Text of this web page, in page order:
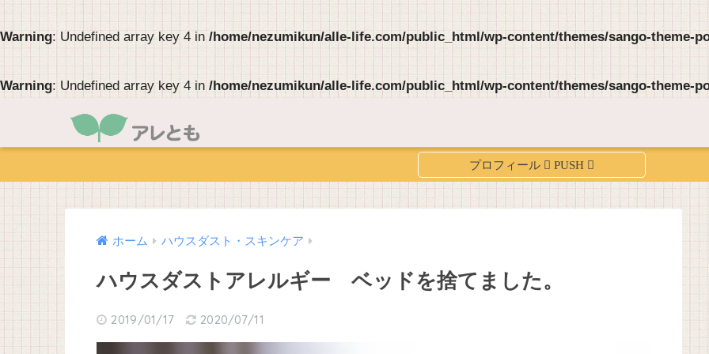
Warning: Undefined array key 4 in /home/nezumikun/alle-life.com/public_html/wp-content/themes/sango-theme-
Warning: Undefined array key 4 in /home/nezumikun/alle-life.com/public_html/wp-content/themes/sango-theme-
ホーム ハウスダスト・スキンケア
ハウスダストアレルギー ベッドを捨てました。
2019/01/17 2020/07/11